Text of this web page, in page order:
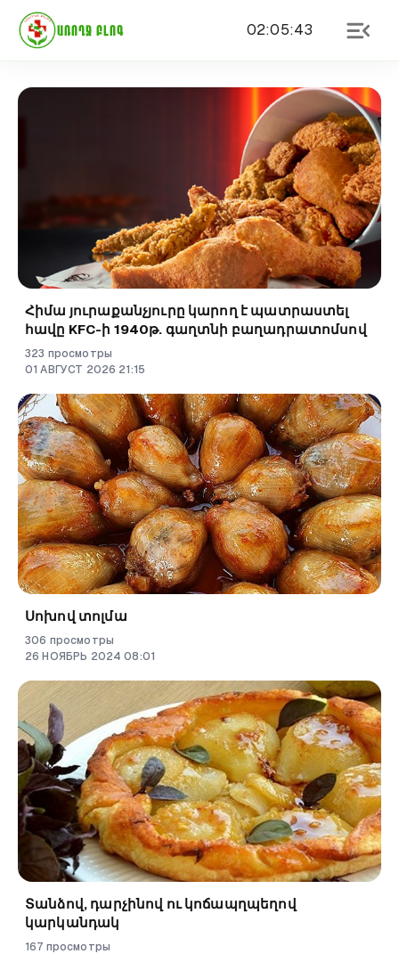
ԱՌՈՂՋ ԲԼՈԳ 02:05:43
Հիմա յուրաքանչյուրը կարող է պատրաստել
հավը KFC-ի 1940թ. գաղտնի բաղադրատոմսով
323 просмотры
01 АВГУСТ 2026 21:15
Սոխով տոլմա
306 просмотры
26 НОЯБРЬ 2024 08:01
Տանձով, դարչինով ու կոճապղպեղով
կարկանդակ
167 просмотры